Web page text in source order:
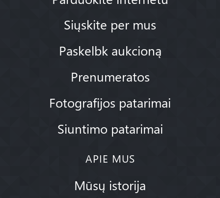
Siųskite per mus
Paskelbk aukcioną
Prenumeratos
Fotografijos patarimai
Siuntimo patarimai
APIE MUS
Mūsų istorija